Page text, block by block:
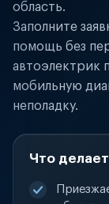
область.
Заполните
помощь без
автоэлектрик
мобильную
неполадку.
Что